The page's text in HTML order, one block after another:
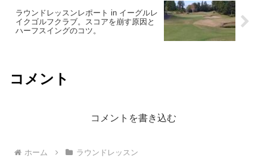
ラウンドレッスンレポート in イーグルレ
イクゴルフクラブ。スコアを崩す原因と
ハーフスイングのコツ。
コメント
コメントを書き込む
ホーム ラウンドレッスン